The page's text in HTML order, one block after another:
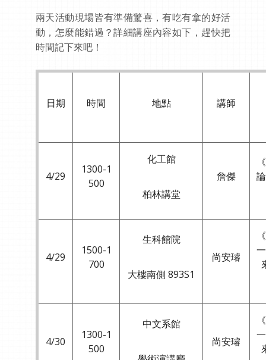
兩天活動現場皆有準備驚喜，有吃有拿的好活
動，怎麼能錯過？詳細講座內容如下，趕快把
時間記下來吧！
日期 時間 地點 講師
4∕29
1300-1
500
化工館
柏林講堂
詹傑
4∕29
1500-1
700
生科館院
大樓南側 893S1
尚安璿
4∕30
1300-1
500
中文系館
尚安璿